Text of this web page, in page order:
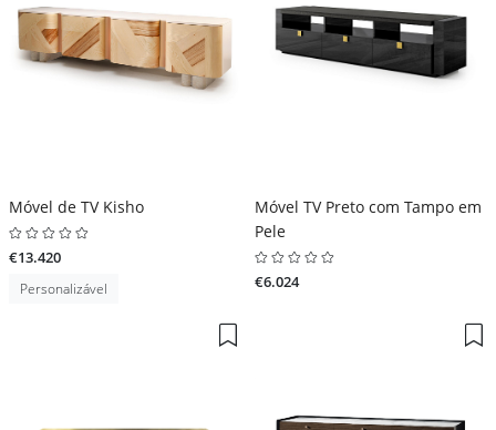
Móvel de TV Kisho
€13.420
Personalizável
Móvel TV Preto com Tampo em
Pele
€6.024